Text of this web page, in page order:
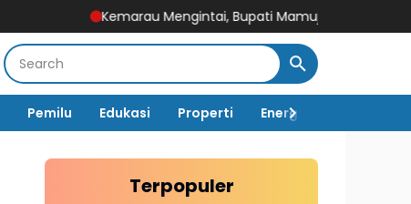
Kemarau Mengintai, Bupati Mamuju Tengah Serukan
Pemilu Edukasi Properti Energi
Terpopuler